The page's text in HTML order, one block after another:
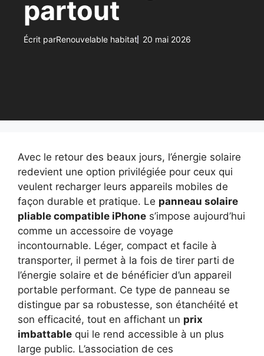
partout
Écrit parRenouvelable habitat 20 mai 2026
Avec le retour des beaux jours, l’énergie solaire
redevient une option privilégiée pour ceux qui
veulent recharger leurs appareils mobiles de
façon durable et pratique. Le panneau solaire
pliable compatible iPhone s’impose aujourd’hui
comme un accessoire de voyage
incontournable. Léger, compact et facile à
transporter, il permet à la fois de tirer parti de
l’énergie solaire et de bénéficier d’un appareil
portable performant. Ce type de panneau se
distingue par sa robustesse, son étanchéité et
son efficacité, tout en affichant un prix
imbattable qui le rend accessible à un plus
large public. L’association de ces